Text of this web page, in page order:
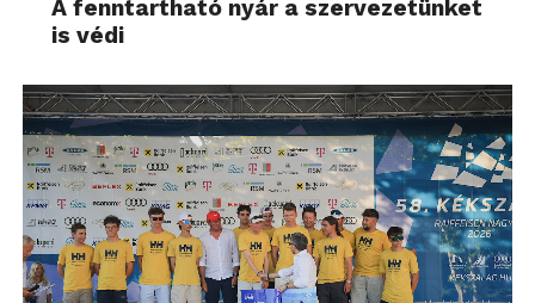
A fenntartható nyár a szervezetünket
is védi